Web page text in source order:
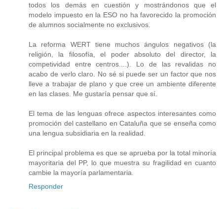
todos los demás en cuestión y mostrándonos que el
modelo impuesto en la ESO no ha favorecido la promoción
de alumnos socialmente no exclusivos.
La reforma WERT tiene muchos ángulos negativos (la
religión, la filosofía, el poder absoluto del director, la
competividad entre centros....). Lo de las revalidas no
acabo de verlo claro. No sé si puede ser un factor que nos
lleve a trabajar de plano y que cree un ambiente diferente
en las clases. Me gustaría pensar que sí.
El tema de las lenguas ofrece aspectos interesantes como
promoción del castellano en Cataluña que se enseña como
una lengua subsidiaria en la realidad.
El principal problema es que se aprueba por la total minoría
mayoritaria del PP, lo que muestra su fragilidad en cuanto
cambie la mayoría parlamentaria.
Responder